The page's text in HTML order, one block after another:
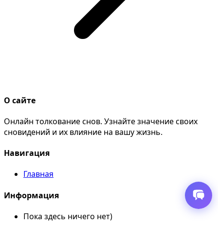
О сайте
Онлайн толкование снов. Узнайте значение своих
сновидений и их влияние на вашу жизнь.
Навигация
Главная
Информация
Пока здесь ничего нет)